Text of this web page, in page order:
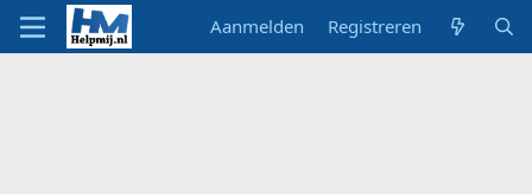
Aanmelden Registreren